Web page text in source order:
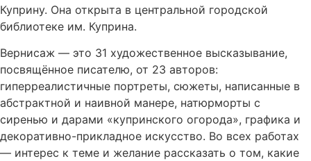
Куприну. Она открыта в центральной городской
библиотеке им. Куприна.
Вернисаж — это 31 художественное высказывание,
посвящённое писателю, от 23 авторов:
гиперреалистичные портреты, сюжеты, написанные в
абстрактной и наивной манере, натюрморты с
сиренью и дарами «купринского огорода», графика и
декоративно-прикладное искусство. Во всех работах
— интерес к теме и желание рассказать о том, какие